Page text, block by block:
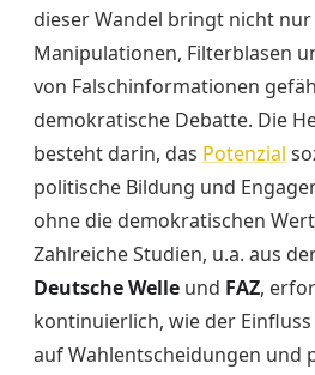
dieser Wandel bringt nicht nur
Manipulationen, Filterblasen
von Falschinformationen
demokratische Debatte. Die
besteht darin, das Potenzial
politische Bildung und
ohne die demokratischen
Zahlreiche Studien, u.a. aus
Deutsche Welle und FAZ,
kontinuierlich, wie der
auf Wahlentscheidungen und